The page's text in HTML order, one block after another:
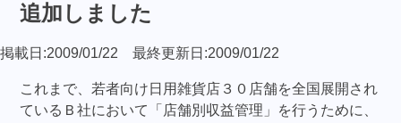
追加しました
掲載日:2009/01/22 最終更新日:2009/01/22
これまで、若者向け日用雑貨店３０店舗を全国展開され
ているＢ社において「店舗別収益管理」を行うために、